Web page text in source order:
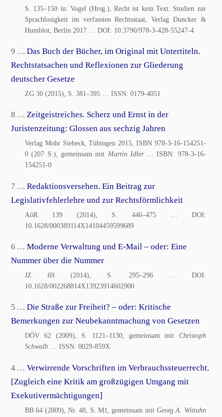
S. 135–150 in: Vogel (Hrsg.), Recht ist kein Text. Studien zur
Sprachlosigkeit im verfassten Rechtsstaat, Verlag Duncker &
Humblot, Berlin 2017 … DOI: 10.3790/978-3-428-55247-4
9 …Das Buch der Bücher, im Original mit Untertiteln.
Rechtstatsachen und Reflexionen zur Gliederung
deutscher Gesetze
ZG 30 (2015), S. 381–395 … ISSN:0179-4051
8 …Zeitgeistreiches. Scherz und Ernst in der
Juristenzeitung: Glossen aus sechzig Jahren
Verlag Mohr Siebeck, Tübingen 2015, ISBN 978-3-16-154251-
0 (207 S.), gemeinsam mit Martin Idler… ISBN: 978-3-16-
154251-0
7 …Redaktionsversehen. Ein Beitrag zur
Legislativfehlerlehre und zur Rechtsförmlichkeit
AöR 139 (2014), S. 446–475 … DOI:
10.1628/000389114X14104459599689
6 …Moderne Verwaltung und E-Mail – oder: Eine
Nummer über die Nummer
JZ 69 (2014), S. 295–296… DOI:
10.1628/002268814X13923914602900
5 …Die Straße zur Freiheit? – oder: Kritische
Bemerkungen zur Neubekanntmachung von Gesetzen
DÖV 62 (2009), S. 1121–1130, gemeinsam mit Christoph
Schwalb … ISSN:0029-859X
4 …Verwirrende Vorschriften im Verbrauchssteuerrecht.
[Zugleich eine Kritik am großzügigen Umgang mit
Exekutivermächtigungen]
BB 64 (2009), Nr. 48, S. M1, gemeinsam mit Georg A. Wittuhn